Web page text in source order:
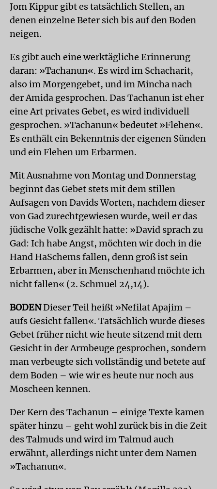
Jom Kippur gibt es tatsächlich Stellen, an
denen einzelne Beter sich bis auf den Boden
neigen.
Es gibt auch eine werktägliche Erinnerung
daran: »Tachanun«. Es wird im Schacharit,
also im Morgengebet, und im Mincha nach
der Amida gesprochen. Das Tachanun ist eher
eine Art privates Gebet, es wird individuell
gesprochen. »Tachanun« bedeutet »Flehen«.
Es enthält ein Bekenntnis der eigenen Sünden
und ein Flehen um Erbarmen.
Mit Ausnahme von Montag und Donnerstag
beginnt das Gebet stets mit dem stillen
Aufsagen von Davids Worten, nachdem dieser
von Gad zurechtgewiesen wurde, weil er das
jüdische Volk gezählt hatte: »David sprach zu
Gad: Ich habe Angst, möchten wir doch in die
Hand HaSchems fallen, denn groß ist sein
Erbarmen, aber in Menschenhand möchte ich
nicht fallen« (2. Schmuel 24,14).
BODENDieser Teil heißt »Nefilat Apajim –
aufs Gesicht fallen«. Tatsächlich wurde dieses
Gebet früher nicht wie heute sitzend mit dem
Gesicht in der Armbeuge gesprochen, sondern
man verbeugte sich vollständig und betete auf
dem Boden – wie wir es heute nur noch aus
Moscheen kennen.
Der Kern des Tachanun – einige Texte kamen
später hinzu – geht wohl zurück bis in die Zeit
des Talmuds und wird im Talmud auch
erwähnt, allerdings nicht unter dem Namen
»Tachanun«.